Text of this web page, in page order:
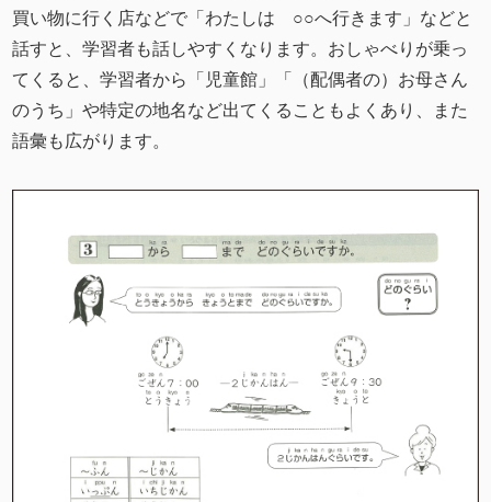
買い物に行く店などで「わたしは ○○へ行きます」などと
話すと、学習者も話しやすくなります。おしゃべりが乗っ
てくると、学習者から「児童館」「（配偶者の）お母さん
のうち」や特定の地名など出てくることもよくあり、また
語彙も広がります。